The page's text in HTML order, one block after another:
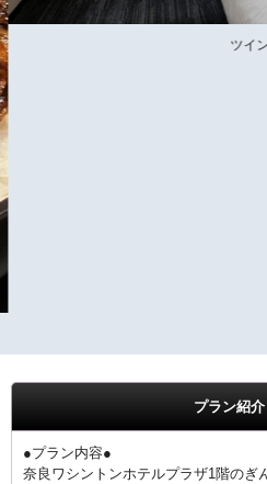
ツイン
プラン紹介
●プラン内容●
奈良ワシントンホテルプラザ1階のぎ